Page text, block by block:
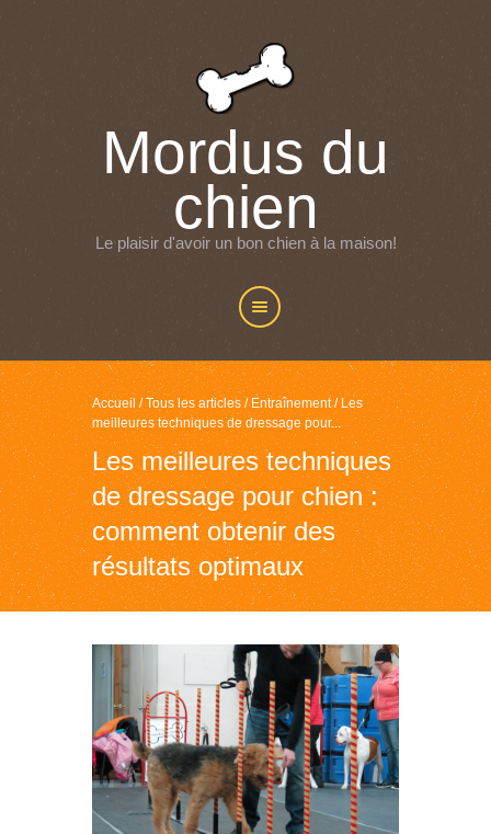
Mordus du
chien
Le plaisir d'avoir un bon chien à la maison!
Accueil /Tous les articles/Entraînement/Les
meilleures techniques de dressage pour...
Les meilleures techniques
de dressage pour chien :
comment obtenir des
résultats optimaux